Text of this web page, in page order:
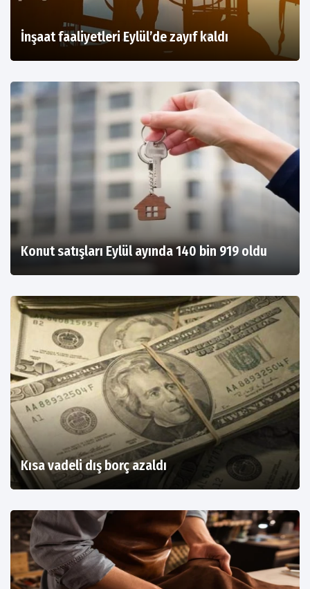
İnşaat faaliyetleri Eylül’de zayıf kaldı
Konut satışları Eylül ayında 140 bin 919 oldu
Kısa vadeli dış borç azaldı